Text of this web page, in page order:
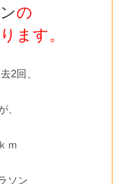
の
ます。
2回、
、
ｍ
ソン